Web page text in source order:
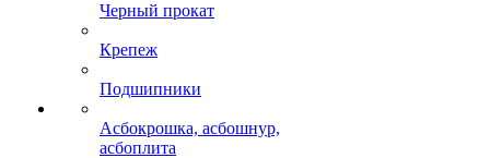
Черный прокат
Крепеж
Подшипники
Асбокрошка, асбошнур,
асбоплита